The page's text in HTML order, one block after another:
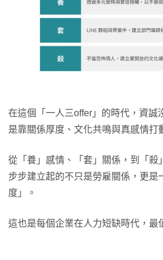
在這個「一人三offer」的時代，資誠
是靠關係厚度、文化共鳴與真感情打
從「養」感情、「套」關係，到「殺
步步建立起的不只是勞雇關係，更是
度」。
這也是每個企業在人力短缺時代，最